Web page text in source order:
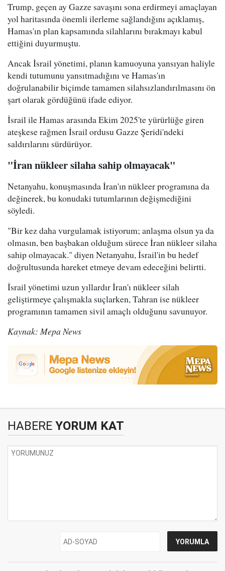
Trump, geçen ay Gazze savaşını sona erdirmeyi amaçlayan
yol haritasında önemli ilerleme sağlandığını açıklamış,
Hamas'ın plan kapsamında silahlarını bırakmayı kabul
ettiğini duyurmuştu.
Ancak İsrail yönetimi, planın kamuoyuna yansıyan haliyle
kendi tutumunu yansıtmadığını ve Hamas'ın
doğrulanabilir biçimde tamamen silahsızlandırılmasını ön
şart olarak gördüğünü ifade ediyor.
İsrail ile Hamas arasında Ekim 2025'te yürürlüğe giren
ateşkese rağmen İsrail ordusu Gazze Şeridi'ndeki
saldırılarını sürdürüyor.
"İran nükleer silaha sahip olmayacak"
Netanyahu, konuşmasında İran'ın nükleer programına da
değinerek, bu konudaki tutumlarının değişmediğini
söyledi.
"Bir kez daha vurgulamak istiyorum; anlaşma olsun ya da
olmasın, ben başbakan olduğum sürece İran nükleer silaha
sahip olmayacak." diyen Netanyahu, İsrail'in bu hedef
doğrultusunda hareket etmeye devam edeceğini belirtti.
İsrail yönetimi uzun yıllardır İran'ı nükleer silah
geliştirmeye çalışmakla suçlarken, Tahran ise nükleer
programının tamamen sivil amaçlı olduğunu savunuyor.
Kaynak: Mepa News
HABERE YORUM KAT